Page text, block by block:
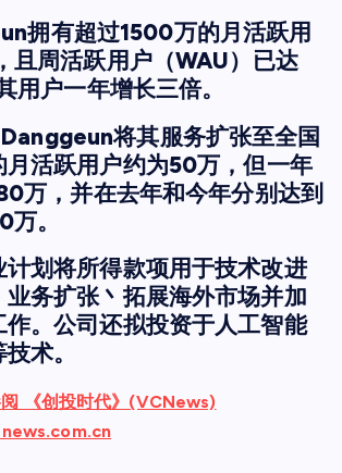
拥有超过1500万的月活跃用
且周活跃用户（WAU）已达
用户一年增长三倍。
将其服务扩张至全国
月活跃用户约为50万，但一年
万，并在去年和今年分别达到
。
划将所得款项用于技术改进
业务扩张丶拓展海外市场并加
。公司还拟投资于人工智能
术。
《创投时代》(VCNews)